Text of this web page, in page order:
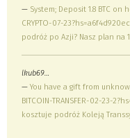
— System; Deposit 1.8 BTC
CRYPTO-07-
podróż po Azji? Nasz plan na
lkub69…
—You have a gift from
BITCOIN-TRANSFER-02-23-
kosztuje podróż Koleją